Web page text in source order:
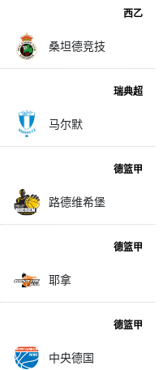
西乙
桑坦德竞技
瑞典超
马尔默
德篮甲
路德维希堡
德篮甲
耶拿
德篮甲
中央德国